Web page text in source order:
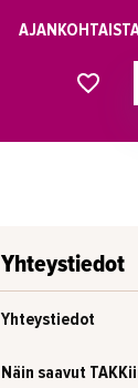
Yhteystiedot
Yhteystiedot
Näin saavut